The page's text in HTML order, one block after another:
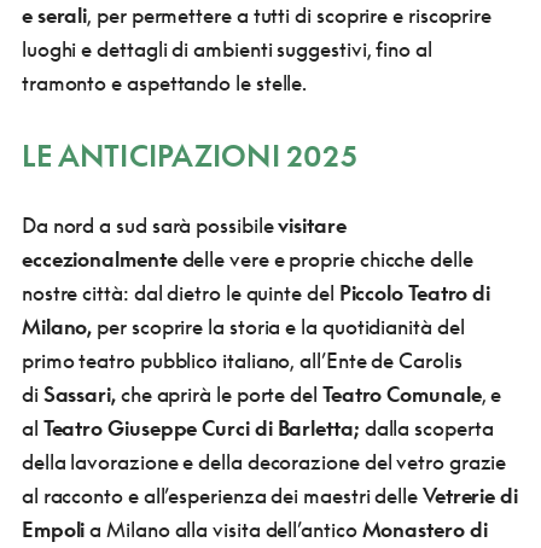
e serali, per permettere a tutti di scoprire e riscoprire
luoghi e dettagli di ambienti suggestivi, fino al
tramonto e aspettando le stelle.
LE ANTICIPAZIONI 2025
Da nord a sud sarà possibilevisitare
eccezionalmentedelle vere e proprie chicche delle
nostre città: dal dietro le quinte del Piccolo Teatro di
Milano, per scoprire la storia e la quotidianità del
primo teatro pubblico italiano, all’Ente de Carolis
diSassari,che aprirà le porte del Teatro Comunale, e
al Teatro Giuseppe Curci di Barletta; dalla scoperta
della lavorazione e della decorazione del vetro grazie
al racconto e all’esperienza dei maestri delleVetrerie di
Empolia Milano alla visita dell’anticoMonastero di